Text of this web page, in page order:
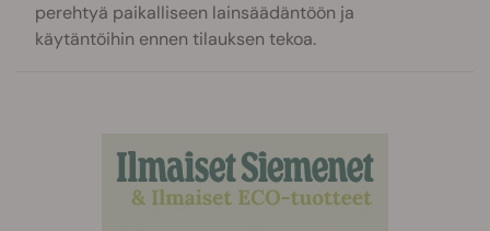
perehtyä paikalliseen lainsäädäntöön ja
käytäntöihin ennen tilauksen tekoa.